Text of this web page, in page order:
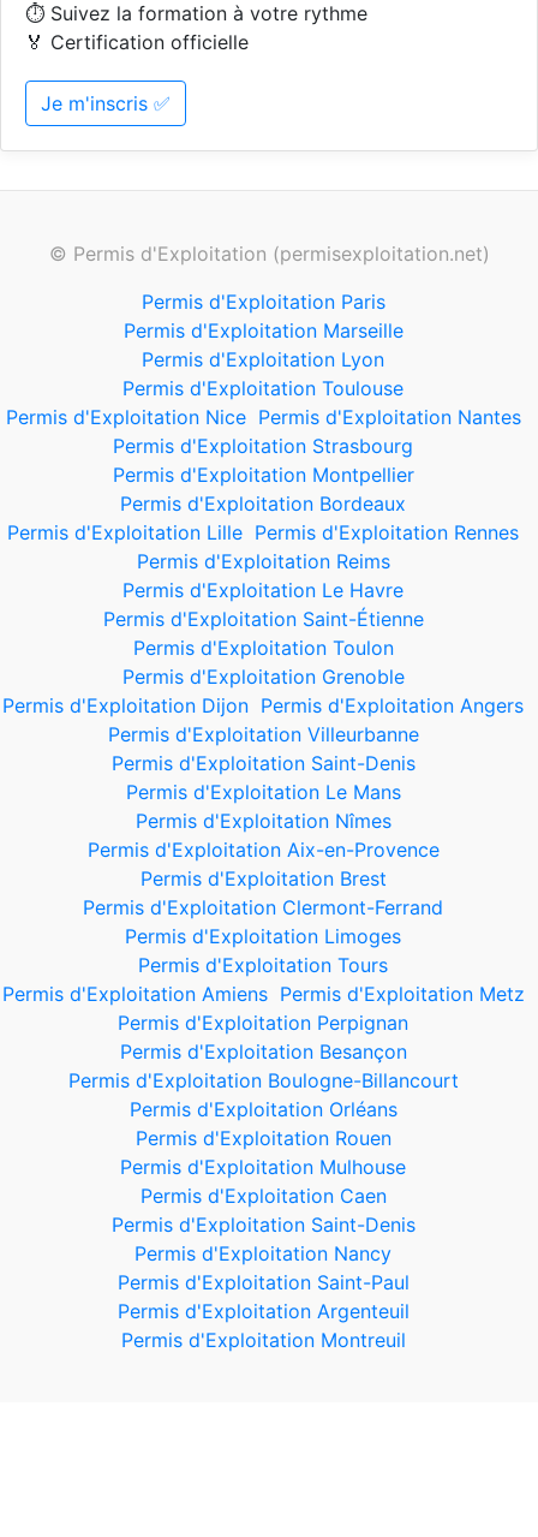
⏱️ Suivez la formation à votre rythme
🏅 Certification officielle
Je m'inscris ✅
© Permis d'Exploitation (permisexploitation.net)
Permis d'Exploitation Paris
Permis d'Exploitation Marseille
Permis d'Exploitation Lyon
Permis d'Exploitation Toulouse
Permis d'Exploitation Nice Permis d'Exploitation Nantes
Permis d'Exploitation Strasbourg
Permis d'Exploitation Montpellier
Permis d'Exploitation Bordeaux
Permis d'Exploitation Lille Permis d'Exploitation Rennes
Permis d'Exploitation Reims
Permis d'Exploitation Le Havre
Permis d'Exploitation Saint-Étienne
Permis d'Exploitation Toulon
Permis d'Exploitation Grenoble
Permis d'Exploitation Dijon Permis d'Exploitation Angers
Permis d'Exploitation Villeurbanne
Permis d'Exploitation Saint-Denis
Permis d'Exploitation Le Mans
Permis d'Exploitation Nîmes
Permis d'Exploitation Aix-en-Provence
Permis d'Exploitation Brest
Permis d'Exploitation Clermont-Ferrand
Permis d'Exploitation Limoges
Permis d'Exploitation Tours
Permis d'Exploitation Amiens Permis d'Exploitation Metz
Permis d'Exploitation Perpignan
Permis d'Exploitation Besançon
Permis d'Exploitation Boulogne-Billancourt
Permis d'Exploitation Orléans
Permis d'Exploitation Rouen
Permis d'Exploitation Mulhouse
Permis d'Exploitation Caen
Permis d'Exploitation Saint-Denis
Permis d'Exploitation Nancy
Permis d'Exploitation Saint-Paul
Permis d'Exploitation Argenteuil
Permis d'Exploitation Montreuil